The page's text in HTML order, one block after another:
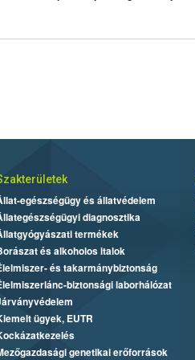
egészségügy és állatvédelem
diagnosztika
termékek
és alkoholos italok
és takarmánybiztonság
biztonsági laborhálózat
ügyek, EUTR
genetikai erőforrások